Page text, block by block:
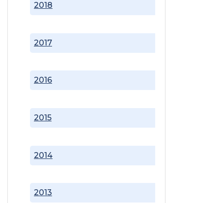
2013
2014
2015
2016
2017
2018